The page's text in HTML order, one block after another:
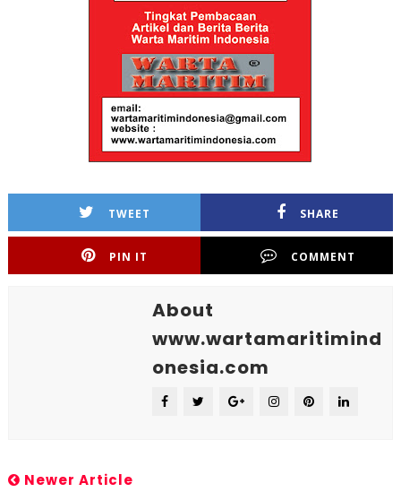
TWEET SHARE
PIN IT COMMENT
About
www.wartamaritimind
onesia.com
Newer Article